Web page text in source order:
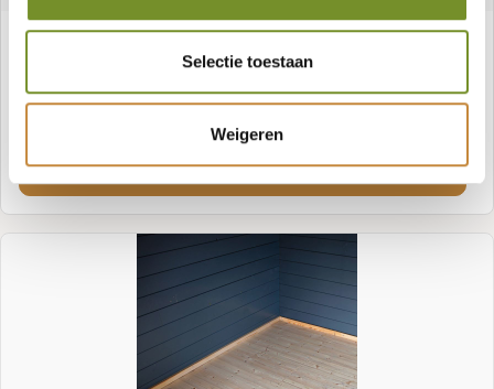
Selectie toestaan
Weigeren
Excellent massief vloerpakket 26 mm
parketlengte 200 cm
Artikelnummer: P176453